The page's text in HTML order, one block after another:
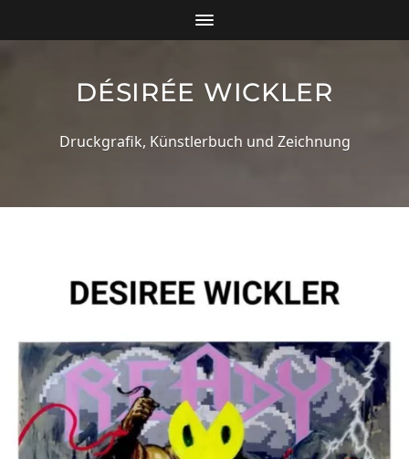
DÉSIRÉE WICKLER
Druckgrafik, Künstlerbuch und Zeichnung